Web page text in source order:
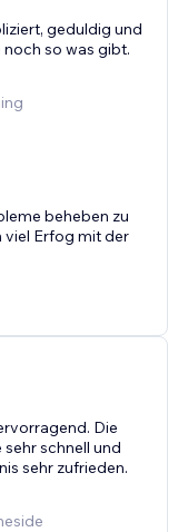
geduldig und
so was gibt.
beheben zu
viel Erfog mit der
Die
schnell und
sehr zufrieden.